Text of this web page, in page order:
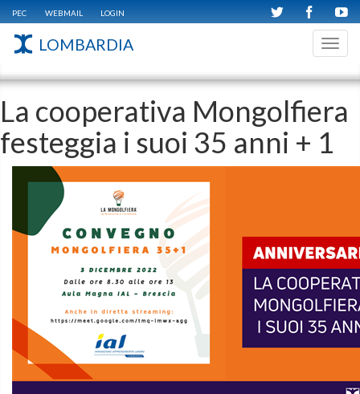
PEC WEBMAIL LOGIN
LOMBARDIA
La cooperativa Mongolfiera
festeggia i suoi 35 anni + 1